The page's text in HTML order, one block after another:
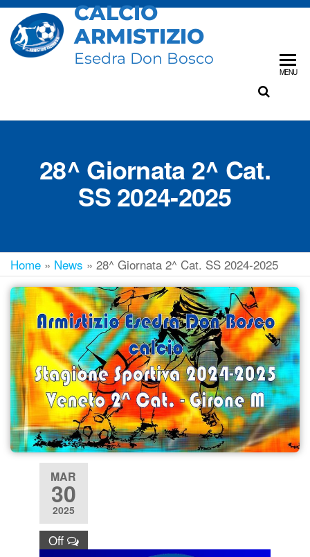
CALCIO
ARMISTIZIO
Esedra Don Bosco
MENU
28^ Giornata 2^ Cat.
SS 2024-2025
Home » News » 28^ Giornata 2^ Cat. SS 2024-2025
MAR
30
2025
Off